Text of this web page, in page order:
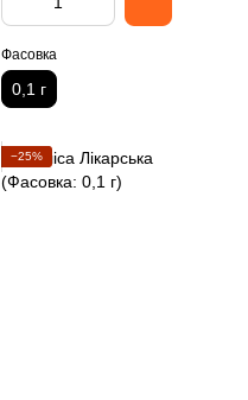
Фасовка
0,1 г
−25%